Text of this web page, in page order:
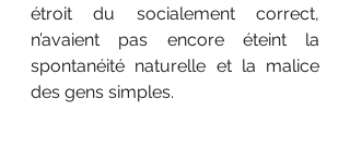
étroit du socialement correct,
n’avaient pas encore éteint la
spontanéité naturelle et la malice
des gens simples.